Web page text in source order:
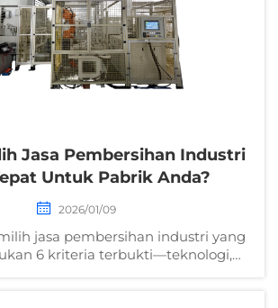
Jasa Pembersihan Industri
Untuk Pabrik Anda?
2026/01/09
jasa pembersihan industri yang
6 kriteria terbukti—teknologi,